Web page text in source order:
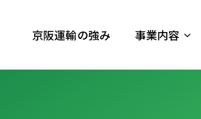
京阪運輸の強み 事業内容